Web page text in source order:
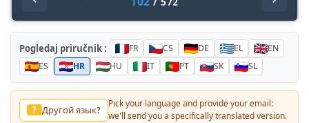
Pogledaj priručnik : FR CS DE EL
EN
ES
HR HU IT PT SK SL
? Другой язык?
Pick your language and provide your email:
we'll send you a specifically translated version.